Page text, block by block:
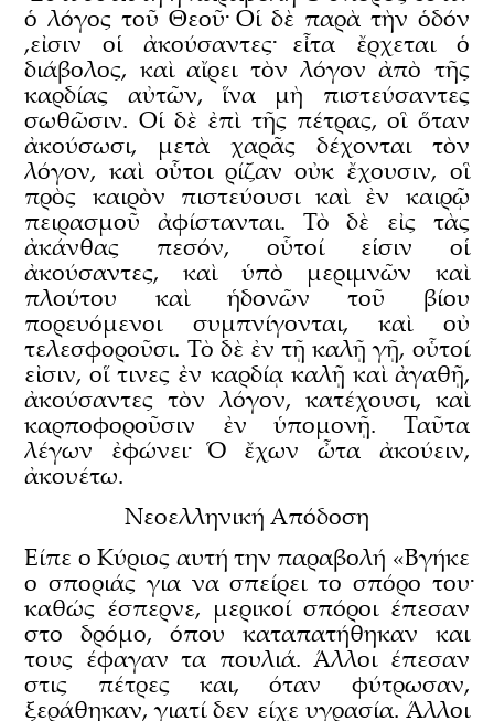
ὁ λόγος τοῦ Θεοῦ· Οἱ δὲ παρὰ τὴν ὁδόν
,εἰσιν οἱ ἀκούσαντες· εἶτα ἔρχεται ὁ
διάβολος, καὶ αἴρει τὸν λόγον ἀπὸ τῆς
καρδίας αὐτῶν, ἵνα μὴ πιστεύσαντες
σωθῶσιν. Οἱ δὲ ἐπὶ τῆς πέτρας, οἳ ὅταν
ἀκούσωσι, μετὰ χαρᾶς δέχονται τὸν
λόγον, καὶ οὗτοι ρίζαν οὐκ ἔχουσιν, οἳ
πρὸς καιρὸν πιστεύουσι καὶ ἐν καιρῷ
πειρασμοῦ ἀφίστανται. Τὸ δὲ εἰς τὰς
ἀκάνθας πεσόν, οὗτοί εἱσιν οἱ
ἀκούσαντες, καὶ ὑπὸ μεριμνῶν καὶ
πλούτου καὶ ἡδονῶν τοῦ βίου
πορευόμενοι συμπνίγονται, καὶ οὐ
τελεσφοροῦσι. Τὸ δὲ ἐν τῇ καλῇ γῇ, οὗτοί
εἰσιν, οἵ τινες ἐν καρδίᾳ καλῇ καὶ ἀγαθῇ,
ἀκούσαντες τὸν λόγον, κατέχουσι, καὶ
καρποφοροῦσιν ἐν ὑπομονῇ. Ταῦτα
λέγων ἐφώνει· Ὁ ἔχων ὦτα ἀκούειν,
ἀκουέτω.
Νεοελληνική Απόδοση
Είπε ο Κύριος αυτή την παραβολή «Βγήκε
ο σποριάς για να σπείρει το σπόρο του·
καθώς έσπερνε, μερικοί σπόροι έπεσαν
στο δρόμο, όπου καταπατήθηκαν και
τους έφαγαν τα πουλιά. Άλλοι έπεσαν
στις πέτρες και, όταν φύτρωσαν,
ξεράθηκαν, γιατί δεν είχε υγρασία. Άλλοι